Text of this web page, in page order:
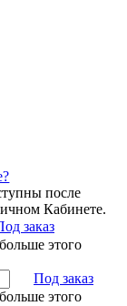
после
Кабинете.
заказ
этого
Под заказ
этого